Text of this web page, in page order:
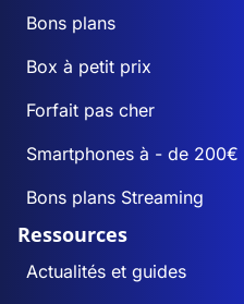
Bons plans
Box à petit prix
Forfait pas cher
Smartphones à - de 200€
Bons plans Streaming
Ressources
Actualités et guides